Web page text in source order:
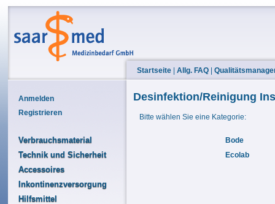
Startseite |Allg. FAQ |
Anmelden
Registrieren
Verbrauchsmaterial
Technik und Sicherheit
Accessoires
Inkontinenzversorgung
Hilfsmittel
Desinfektion/Reinigung
Bitte wählen Sie eine Kategorie:
Bode
Ecolab